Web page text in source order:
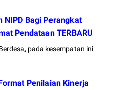
NIPD Bagi Perangkat
Pendataan TERBARU
pada kesempatan ini
Penilaian Kinerja